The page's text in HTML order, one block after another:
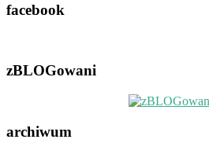
facebook
zBLOGowani
archiwum